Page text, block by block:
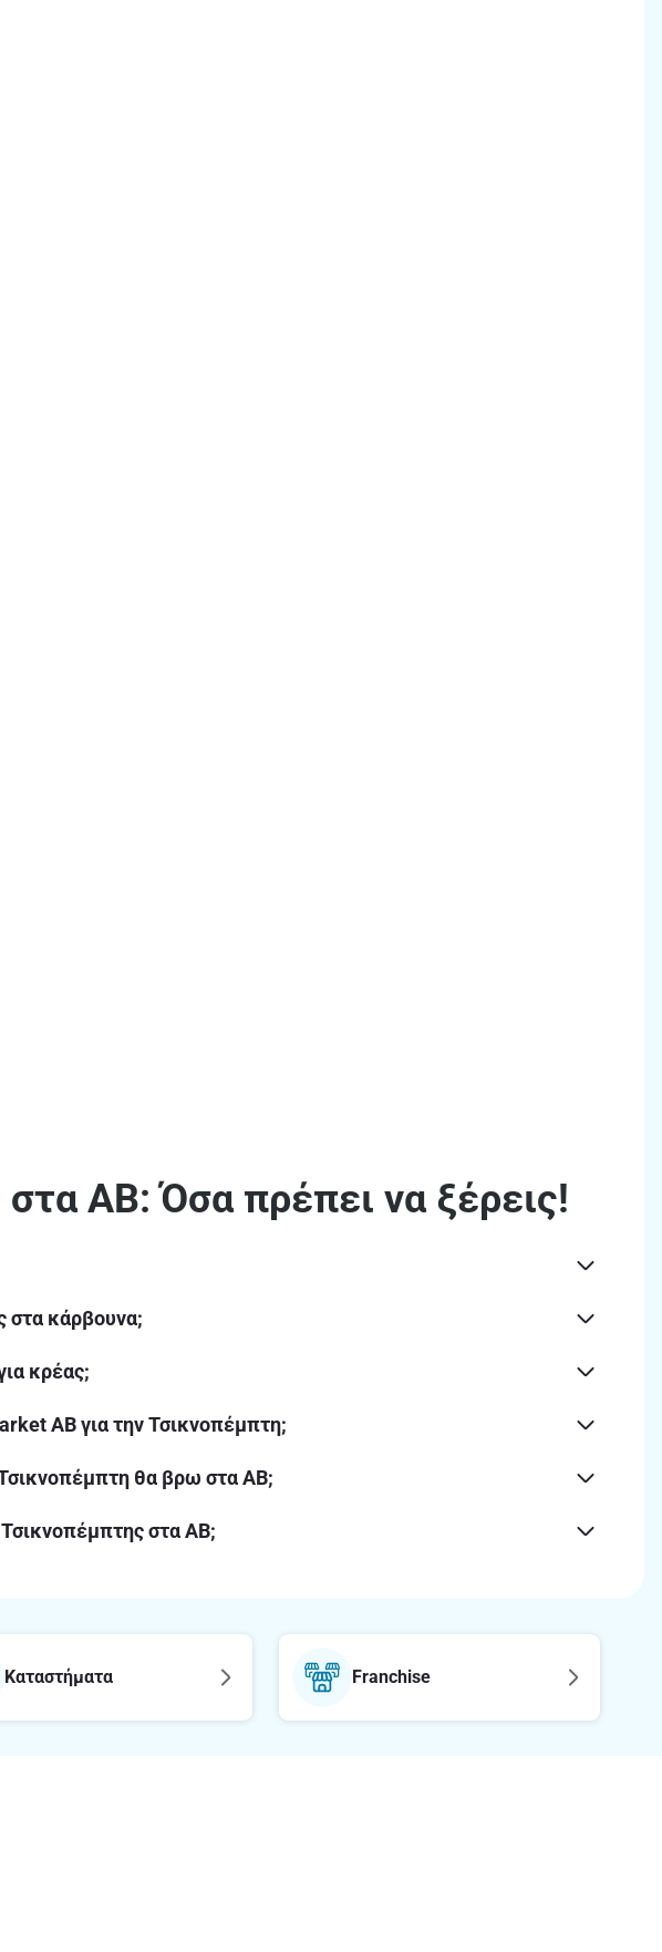
στα ΑΒ: Όσα πρέπει να ξέρεις!
στα κάρβουνα;
κρέας;
ΑΒ για την Τσικνοπέμπτη;
Τσικνοπέμπτη θα βρω στα ΑΒ;
στα ΑΒ;
Καταστήματα Franchise